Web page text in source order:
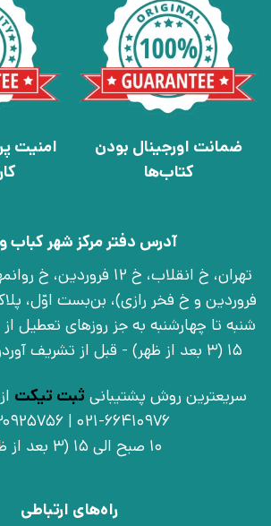
ضمانت اورجینال بودن
کتاب‌ها
امنیت
آدرس دفتر مرکز شهر کباب
15 (3 بعد از ظهر) - قبل از تشریف آوردن تماس بگیرید
سریعترین روش پشتیبانی ثبت تیکت
021-66410976 | 09030925756
10 صبح الی 15 (3 بعد از ظهر)
راه‌های ارتباطی